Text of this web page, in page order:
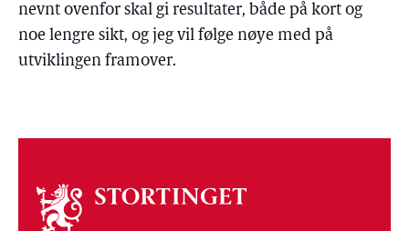
nevnt ovenfor skal gi resultater, både på kort og
noe lengre sikt, og jeg vil følge nøye med på
utviklingen framover.
Om
stortinget